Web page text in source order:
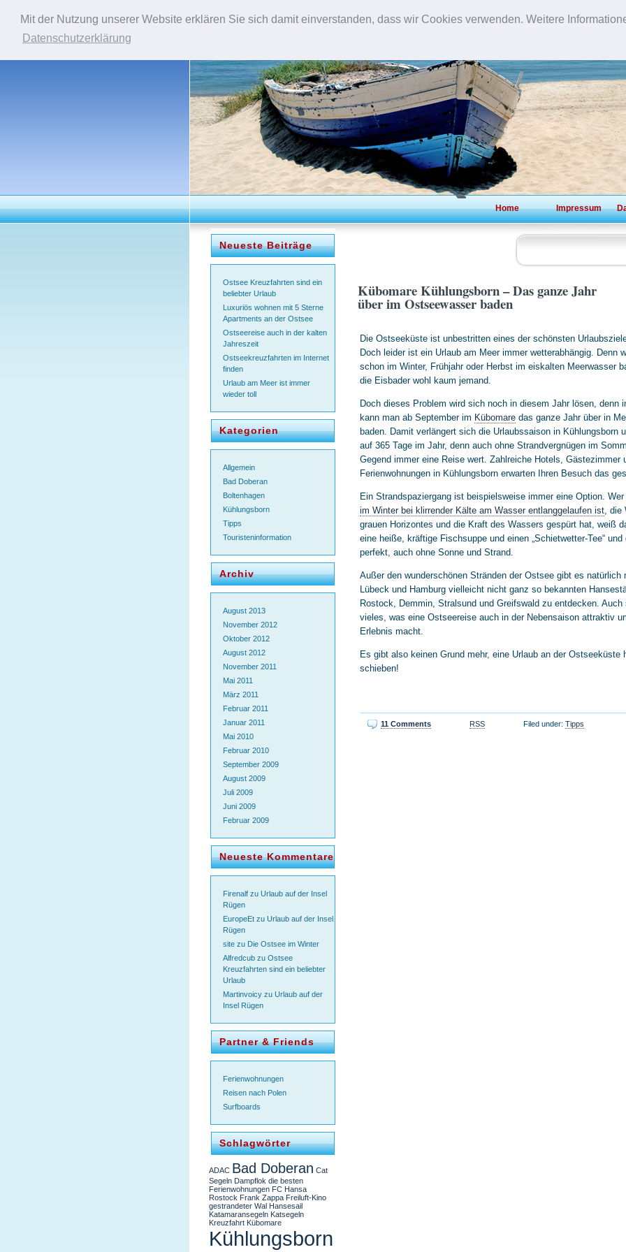
Mit der Nutzung unserer Website erklären Sie sich damit einverstanden, dass wir Cookies verwenden. Weitere
Datenschutzerklärung
Neueste Beiträge
Ostsee Kreuzfahrten sind ein
beliebter Urlaub
Luxuriös wohnen mit 5 Sterne
Apartments an der Ostsee
Ostseereise auch in der kalten
Jahreszeit
Ostseekreuzfahrten im Internet
finden
Urlaub am Meer ist immer
wieder toll
Kategorien
Allgemein
Bad Doberan
Boltenhagen
Kühlungsborn
Tipps
Touristeninformation
Archiv
August 2013
November 2012
Oktober 2012
August 2012
November 2011
Mai 2011
März 2011
Februar 2011
Januar 2011
Mai 2010
Februar 2010
September 2009
August 2009
Juli 2009
Juni 2009
Februar 2009
Neueste Kommentare
Firenalf zu Urlaub auf der Insel
Rügen
EuropeEt zu Urlaub auf der Insel
Rügen
site zu Die Ostsee im Winter
Alfredcub zu Ostsee
Kreuzfahrten sind ein beliebter
Urlaub
Martinvoicy zu Urlaub auf der
Insel Rügen
Partner & Friends
Ferienwohnungen
Reisen nach Polen
Surfboards
Schlagwörter
ADAC Bad Doberan Cat
Segeln Dampflok die besten
Ferienwohnungen FC Hansa
Rostock Frank Zappa Freiluft-Kino
gestrandeter Wal Hansesail
Katamaransegeln Katsegeln
Kreuzfahrt Kübomare
Kühlungsborn
Impressum
Home
Kübomare Kühlungsborn – Das ganze Jahr
über im Ostseewasser baden
Die Ostseeküste ist unbestritten eines der schönsten
Doch leider ist ein Urlaub am Meer immer wetterabhängig. Denn
schon im Winter, Frühjahr oder Herbst im eiskalten Meerwasser
die Eisbader wohl kaum jemand.
Doch dieses Problem wird sich noch in diesem Jahr lösen, denn
kann man ab September im Kübomaredas ganze Jahr über in
baden. Damit verlängert sich die Urlaubssaison in Kühlungsborn
auf 365 Tage im Jahr, denn auch ohne Strandvergnügen im
Gegend immer eine Reise wert. Zahlreiche Hotels, Gästezimmer
Ferienwohnungen in Kühlungsborn erwarten Ihren Besuch das
Ein Strandspaziergang ist beispielsweise immer eine Option.
im Winter bei klirrender Kälte am Wasser entlanggelaufen ist, die
grauen Horizontes und die Kraft des Wassers gespürt hat, weiß
eine heiße, kräftige Fischsuppe und einen „Schietwetter-Tee“ und
perfekt, auch ohne Sonne und Strand.
Außer den wunderschönen Stränden der Ostsee gibt es natürlich
Lübeck und Hamburg vielleicht nicht ganz so bekannten
Rostock, Demmin, Stralsund und Greifswald zu entdecken. Auch
vieles, was eine Ostseereise auch in der Nebensaison attraktiv
Erlebnis macht.
Es gibt also keinen Grund mehr, eine Urlaub an der Ostseeküste
schieben!
11 Comments RSS Filed under: Tipps